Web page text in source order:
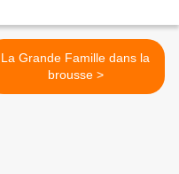
La Grande Famille dans la
brousse >